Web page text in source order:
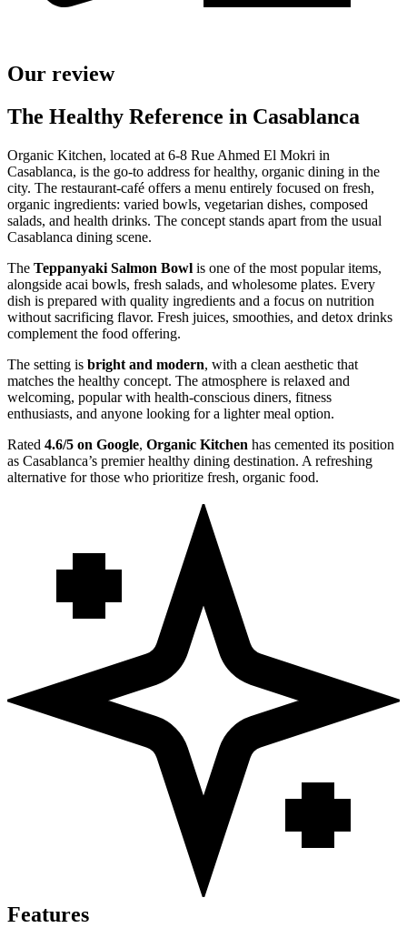
Our review
The Healthy Reference in Casablanca
Organic Kitchen, located at 6-8 Rue Ahmed El Mokri in
Casablanca, is the go-to address for healthy, organic dining in the
city. The restaurant-café offers a menu entirely focused on fresh,
organic ingredients: varied bowls, vegetarian dishes, composed
salads, and health drinks. The concept stands apart from the usual
Casablanca dining scene.
The Teppanyaki Salmon Bowl is one of the most popular items,
alongside acai bowls, fresh salads, and wholesome plates. Every
dish is prepared with quality ingredients and a focus on nutrition
without sacrificing flavor. Fresh juices, smoothies, and detox drinks
complement the food offering.
The setting is bright and modern, with a clean aesthetic that
matches the healthy concept. The atmosphere is relaxed and
welcoming, popular with health-conscious diners, fitness
enthusiasts, and anyone looking for a lighter meal option.
Rated 4.6/5 on Google, Organic Kitchen has cemented its position
as Casablanca’s premier healthy dining destination. A refreshing
alternative for those who prioritize fresh, organic food.
Features